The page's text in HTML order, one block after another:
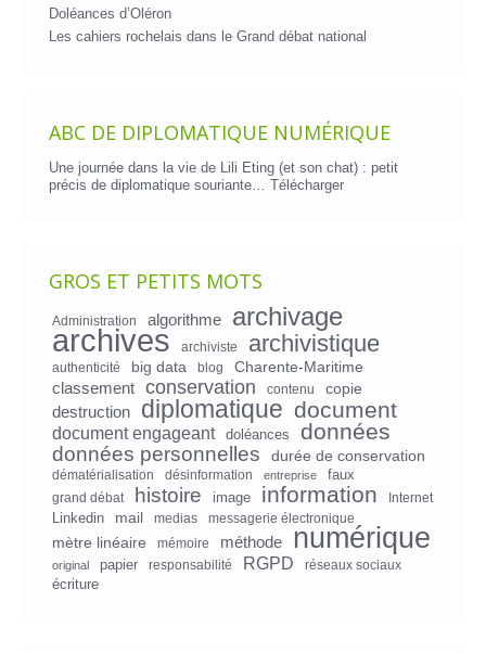
Doléances d’Oléron
Les cahiers rochelais dans le Grand débat national
ABC DE DIPLOMATIQUE NUMÉRIQUE
Une journée dans la vie de Lili Eting (et son chat) : petit
précis de diplomatique souriante… Télécharger
GROS ET PETITS MOTS
Administration algorithme archivage
archives archiviste archivistique
authenticité big data blog
Charente-Maritime
classement
conservation contenu
copie
destruction
diplomatique document
document engageant doléances données
données personnelles durée de conservation
dématérialisation désinformation entreprise faux
grand débat histoire image information Internet
Linkedin mail medias messagerie électronique
mètre linéaire mémoire méthode numérique
original papier responsabilité RGPD réseaux sociaux
écriture